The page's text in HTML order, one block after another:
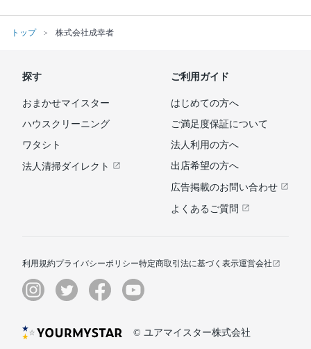
トップ 株式会社成幸者
探す
おまかせマイスター
ハウスクリーニング
ワタシト
法人清掃ダイレクト
ご利用ガイド
はじめての方へ
ご満足度保証について
法人利用の方へ
出店希望の方へ
広告掲載のお問い合わせ
よくあるご質問
利用規約プライバシーポリシー特定商取引法に基づく表示運営会社
© ユアマイスター株式会社